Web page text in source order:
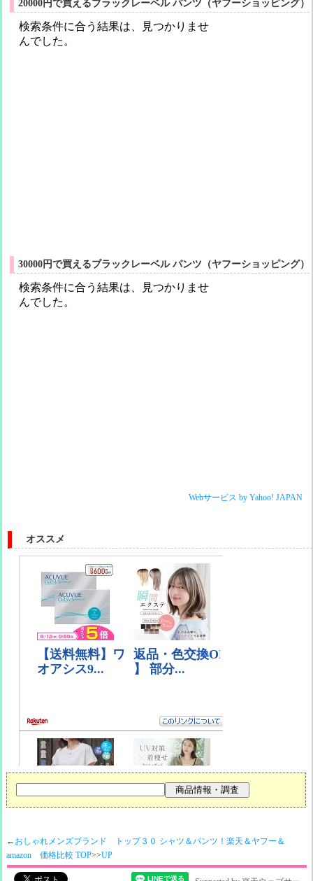
20000円で買えるブラックレーベル パンツ（ヤフーショッピング）
30000円で買えるブラックレーベル パンツ（ヤフーショッピング）
Webサービス by Yahoo! JAPAN
オススメ
← おしゃれメンズブランド トップ３０ シャツ＆パンツ！楽天＆ヤフー＆
amazon 価格比較 TOP>>UP